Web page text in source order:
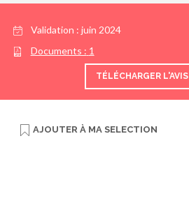
Validation : juin 2024
Documents : 1
TÉLÉCHARGER L'AVIS
AJOUTER À MA SELECTION